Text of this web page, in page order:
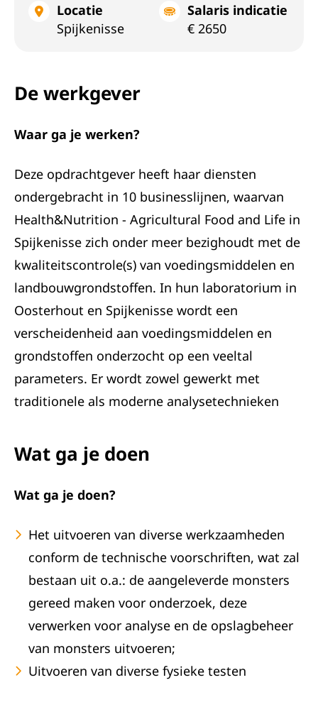
Locatie
Spijkenisse
Salaris indicatie
€ 2650
De werkgever
Waar ga je werken?
Deze opdrachtgever heeft haar diensten
ondergebracht in 10 businesslijnen, waarvan
Health&Nutrition - Agricultural Food and Life in
Spijkenisse zich onder meer bezighoudt met de
kwaliteitscontrole(s) van voedingsmiddelen en
landbouwgrondstoffen. In hun laboratorium in
Oosterhout en Spijkenisse wordt een
verscheidenheid aan voedingsmiddelen en
grondstoffen onderzocht op een veeltal
parameters. Er wordt zowel gewerkt met
traditionele als moderne analysetechnieken
Wat ga je doen
Wat ga je doen?
Het uitvoeren van diverse werkzaamheden
conform de technische voorschriften, wat zal
bestaan uit o.a.: de aangeleverde monsters
gereed maken voor onderzoek, deze
verwerken voor analyse en de opslagbeheer
van monsters uitvoeren;
Uitvoeren van diverse fysieke testen